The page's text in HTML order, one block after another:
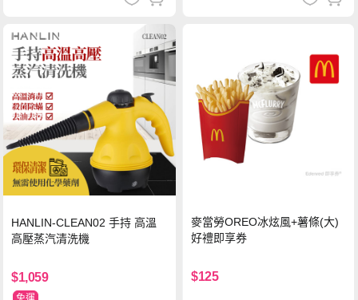
HANLIN-CLEAN02 手持 高溫
高壓蒸汽清洗機
$1,059
麥當勞OREO冰炫風+薯條(大)
好禮即享券
$125